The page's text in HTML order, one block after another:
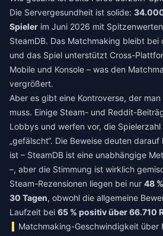
Die Servergesundheit ist solide:
Spieler im Juni 2026 mit
SteamDB. Das Matchmaking bleibt bei
und das Spiel unterstützt Cross-
Mobile und Konsole – was den
vergrößert.
Aber es gibt eine Kontroverse, der
muss. Einige Steam- und Reddit-
Lobbys und werfen vor, die
„gefälscht“. Die Beweise deuten
ist – SteamDB ist eine unabhängige
–, aber die Stimmung ist wirklich
Steam-Rezensionen liegen bei nur 48
30 Tagen, obwohl die allgemeine
Laufzeit bei 65 % positiv über 66.710
Matchmaking-Geschwindigkeit über